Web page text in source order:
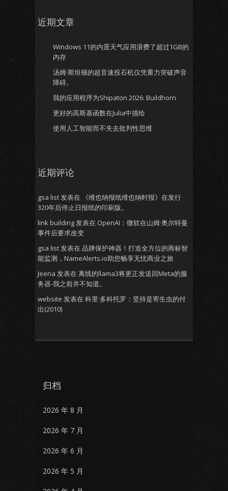
近期文章
Windows 11的内置天气应用浪费了超过1GB的
内存
汤姆·斯坦顿的超音速投石机仅凭重力突破声音
障碍。
我的应用程序为Shipaton 2026: Buildhorn
更好的高斯基函数在Julia中描绘
使用人工智能而不失去批判性思维
近期评论
gsa list发表在
《维也纳报纸维也纳时报》在发行
320年后停止日报纸的印刷版。
link building发表在 OpenAI：微软在山姆·奥尔特曼
事件后要求改变
gsa list发表在 品牌保护神器！打造全方位的商标智
能监测，NameAlerts.io助您畅享无忧商业之旅
Jeena 发表在 离线的llama3将更正发送回Meta的服
务器-我之前并不知道。
website 发表在 科里·多科托罗：坚持是寄生虫的付
出(2010)
归档
2026 年 8 月
2026 年 7 月
2026 年 6 月
2026 年 5 月